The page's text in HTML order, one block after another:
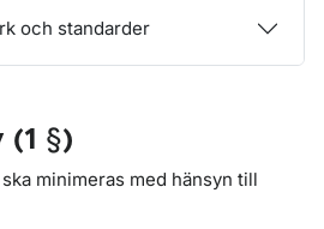
och standarder
(1 §)
minimeras med hänsyn till